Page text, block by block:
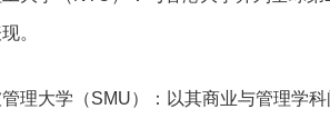
。
理大学（SMU）：以其商业与管理学